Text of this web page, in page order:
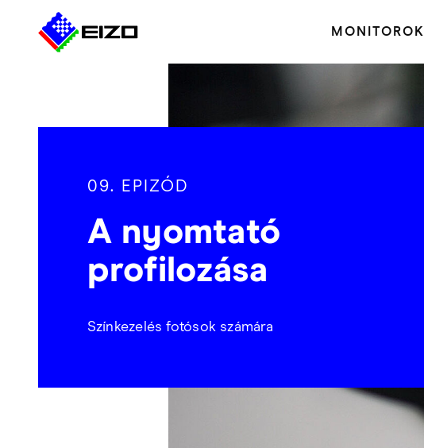
MONITOROK
09. EPIZÓD
A nyomtató
profilozása
Színkezelés fotósok számára